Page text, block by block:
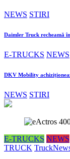
NEWS STIRI
Daimler Truck recheamă
E-TRUCKS NEWS
DKV Mobility
NEWS STIRI
E-TRUCKS NEWS
TRUCK